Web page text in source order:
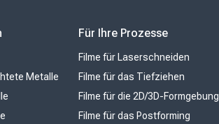
Metalle
Für Ihre Prozesse
Filme für Laserschneiden
Filme für das Tiefziehen
Filme für die 2D/3D-Formgebung
Filme für das Postforming